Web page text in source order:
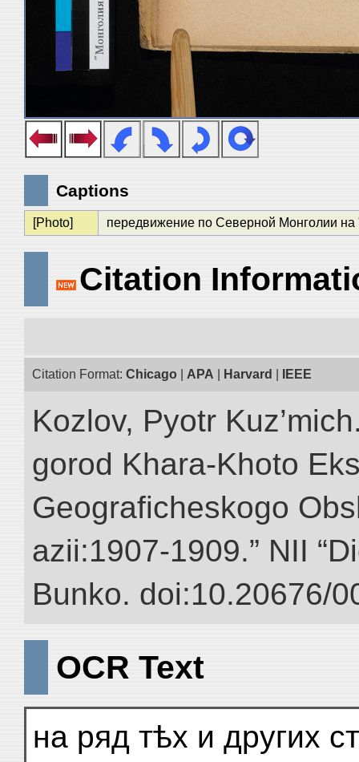
Captions
[Photo] передвижение по Северной Монголии на
Citation
Citation Format: Chicago APA Harvard IEEE
Kozlov, Pyotr
gorod Khara-Khoto
Geograficheskogo
azii:1907-1909.” NII
Bunko. doi:10.20676/
OCR Text
на ряд тѣх и других